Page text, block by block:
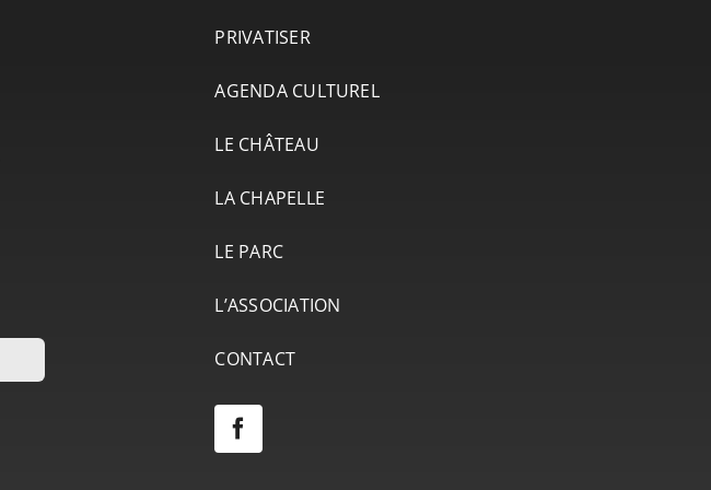
PRIVATISER
AGENDA CULTUREL
LE CHÂTEAU
LA CHAPELLE
LE PARC
L’ASSOCIATION
CONTACT